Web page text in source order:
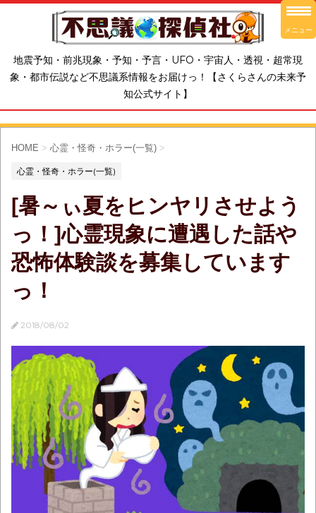
地震予知・前兆現象・予知・予言・UFO・宇宙人・透視・超常現
象・都市伝説など不思議系情報をお届けっ！【さくらさんの未来予
知公式サイト】
HOME > 心霊・怪奇・ホラー(一覧) >
心霊・怪奇・ホラー(一覧)
[暑～ぃ夏をヒンヤリさせよう
っ！]心霊現象に遭遇した話や
恐怖体験談を募集しています
っ！
2018/08/02
メニュー